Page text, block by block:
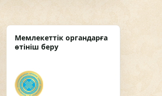
Мемлекеттік органдарға
өтініш беру